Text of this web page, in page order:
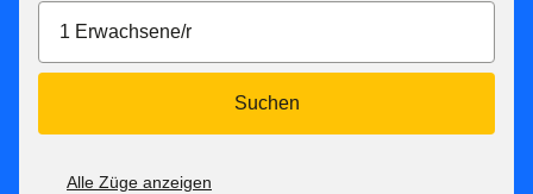
1 Erwachsene/r
Suchen
Alle Züge anzeigen